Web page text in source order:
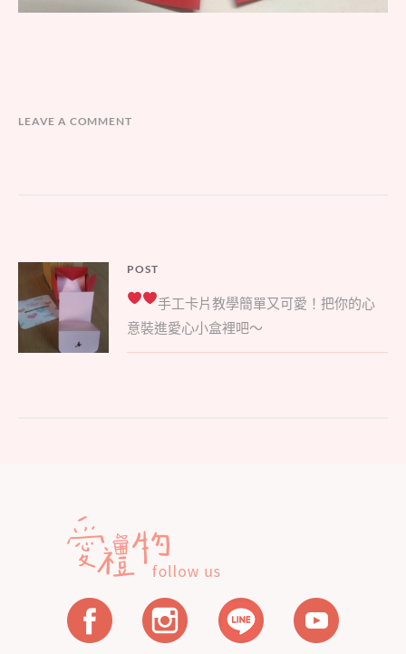
LEAVE A COMMENT
章
導
覽
POST
Parent
post:
手工卡片教學簡單又可愛！把你的心
意裝進愛心小盒裡吧～